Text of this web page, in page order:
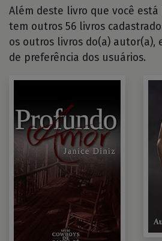
Além deste livro que você está
tem outros 56 livros
os outros livros do(a) autor(a),
de preferência dos usuários.